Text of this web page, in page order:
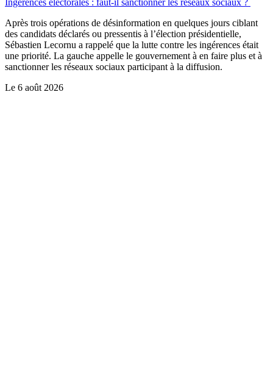
Ingérences électorales : faut-il sanctionner les réseaux sociaux ?
Après trois opérations de désinformation en quelques jours ciblant
des candidats déclarés ou pressentis à l’élection présidentielle,
Sébastien Lecornu a rappelé que la lutte contre les ingérences était
une priorité. La gauche appelle le gouvernement à en faire plus et à
sanctionner les réseaux sociaux participant à la diffusion.
Le 6 août 2026